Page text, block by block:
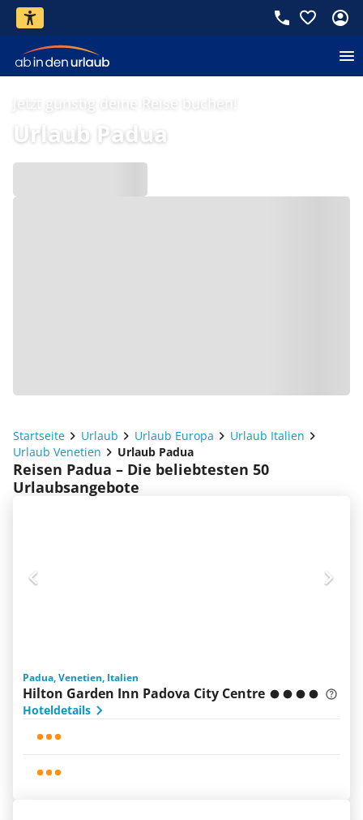
Jetzt günstig deine Reise buchen!
Urlaub Padua
Startseite Urlaub Urlaub Europa
Urlaub Italien
Urlaub Venetien
Urlaub Padua
Reisen Padua – Die beliebtesten 50
Urlaubsangebote
Padua, Venetien, Italien
Hilton Garden Inn Padova City Centre
Hoteldetails